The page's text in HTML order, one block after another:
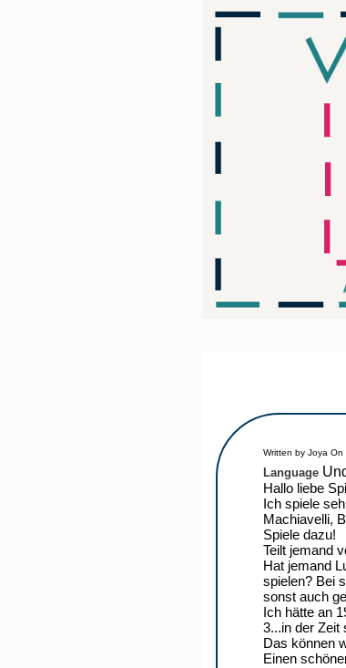
You are here
Written by Joya On
Language
Hallo liebe
Ich spiele
Machiavelli,
Spiele dazu!
Teilt jemand
Hat jemand
spielen? Bei
sonst auch
Ich hätte an
3...in der Zeit
Das können
Einen